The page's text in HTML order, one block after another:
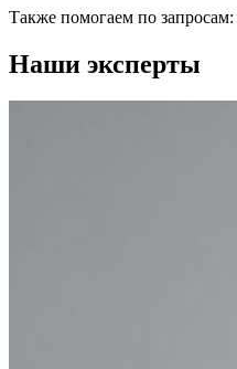
Также помогаем по запросам:
Наши эксперты